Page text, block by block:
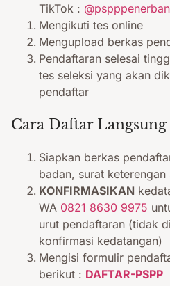
TikTok :
Mengikuti tes online
Mengupload berkas
Pendaftaran selesai
tes seleksi yang akan
pendaftar
Cara Daftar Langsung
Siapkan berkas
badan, surat
KONFIRMASIKAN
WA 0821 8630 9975
urut pendaftaran (tidak
konfirmasi kedatangan)
Mengisi formulir
berikut : DAFTAR-PSPP